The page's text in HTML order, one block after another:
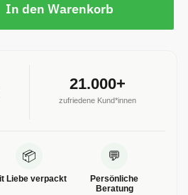
In den Warenkorb
21.000+
zufriedene Kund*innen
📦
Liebe verpackt
💬
Persönliche
Beratung